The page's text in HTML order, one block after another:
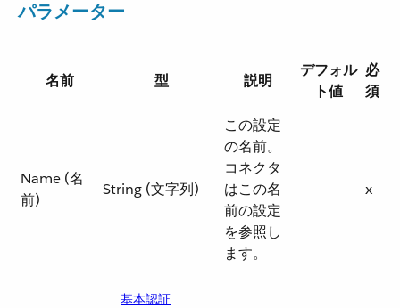
パラメーター
名前 型 説明
デフォル
ト値
必
須
Name (名
前)
String (文字列)
この設定
の名前。
コネクタ
はこの名
前の設定
を参照し
ます。
x
基本認証